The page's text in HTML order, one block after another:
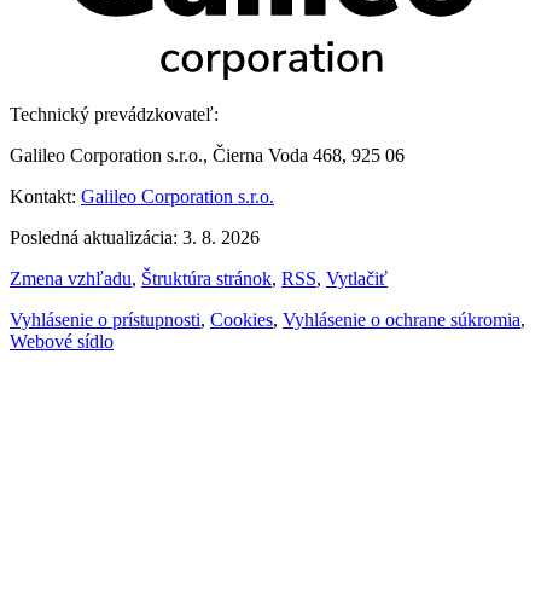
Technický prevádzkovateľ:
Galileo Corporation s.r.o., Čierna Voda 468, 925 06
Kontakt: Galileo Corporation s.r.o.
Posledná aktualizácia: 3. 8. 2026
Zmena vzhľadu, Štruktúra stránok, RSS, Vytlačiť
Vyhlásenie o prístupnosti, Cookies, Vyhlásenie o ochrane súkromia,
Webové sídlo